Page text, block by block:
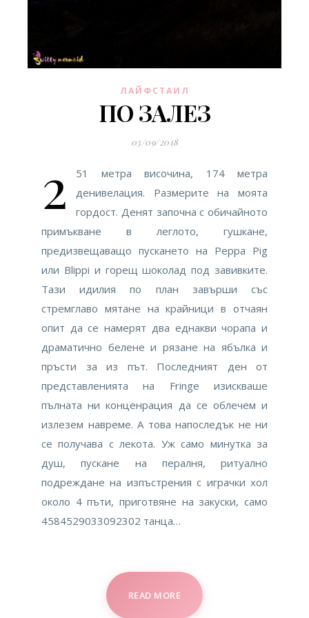
ЛАЙФСТАИЛ
ПО ЗАЛЕЗ
03/09/2018
2
51 метра височина, 174 метра
денивелация. Размерите на моята
гордост. Денят започна с обичайното
примъкване в леглото, гушкане,
предизвещаващо пускането на Peppa Pig
или Blippi и горещ шоколад под завивките.
Тази идилия по план завърши със
стремглаво мятане на крайници в отчаян
опит да се намерят два еднакви чорапа и
драматично белене и рязане на ябълка и
пръсти за из път. Последният ден от
представленията на Fringe изискваше
пълната ни конценрация да се облечем и
излезем навреме. А това напоследък не ни
се получава с лекота. Уж само минутка за
душ, пускане на пералня, ритуално
подреждане на изпъстрения с играчки хол
около 4 пъти, приготвяне на закуски, само
4584529033092302 танца…
READ MORE